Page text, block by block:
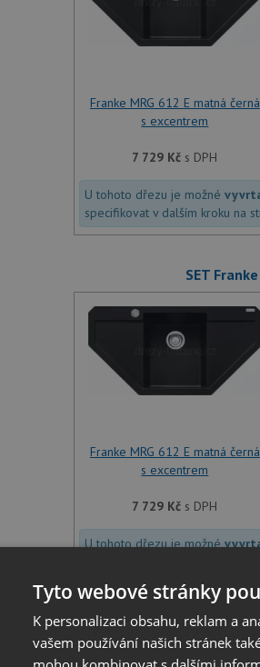
Franke MRG 612 E matná černá
s excentrem
7 729 Kč s DPH
U tohoto dřezu je možné
specifikovat v dalším kroku na
SET
Franke MRG 612 E matná černá
s excentrem
7 729 Kč s DPH
U tohoto dřezu je možné
SET
Tyto webové stránky
K personalizaci obsahu, reklam a
vašem používání našich stránek